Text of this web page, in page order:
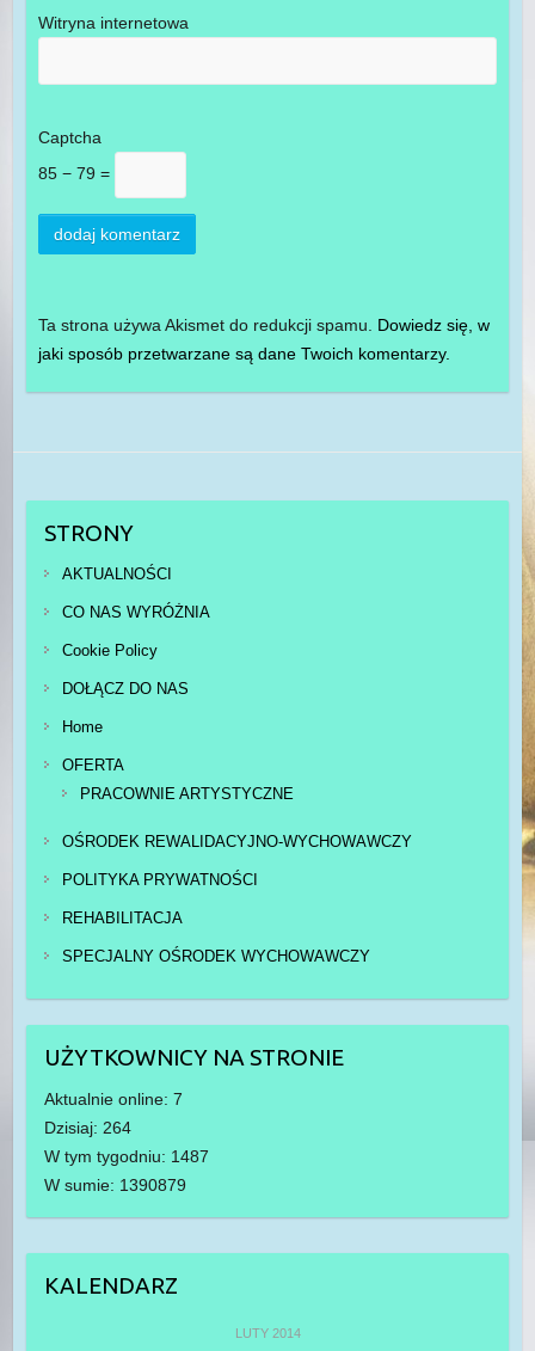
Witryna internetowa
Captcha
85 − 79 =
Ta strona używa Akismet do redukcji spamu. Dowiedz się, w
jaki sposób przetwarzane są dane Twoich komentarzy.
STRONY
AKTUALNOŚCI
CO NAS WYRÓŻNIA
Cookie Policy
DOŁĄCZ DO NAS
Home
OFERTA
PRACOWNIE ARTYSTYCZNE
OŚRODEK REWALIDACYJNO-WYCHOWAWCZY
POLITYKA PRYWATNOŚCI
REHABILITACJA
SPECJALNY OŚRODEK WYCHOWAWCZY
UŻYTKOWNICY NA STRONIE
Aktualnie online: 7
Dzisiaj: 264
W tym tygodniu: 1487
W sumie: 1390879
KALENDARZ
LUTY 2014